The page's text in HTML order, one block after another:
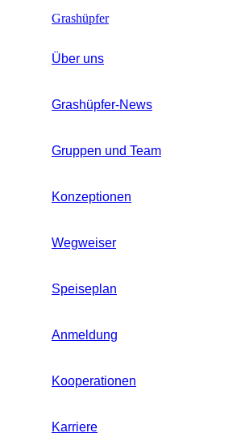
Grashüpfer
Über uns
Grashüpfer-News
Gruppen und Team
Konzeptionen
Wegweiser
Speiseplan
Anmeldung
Kooperationen
Karriere